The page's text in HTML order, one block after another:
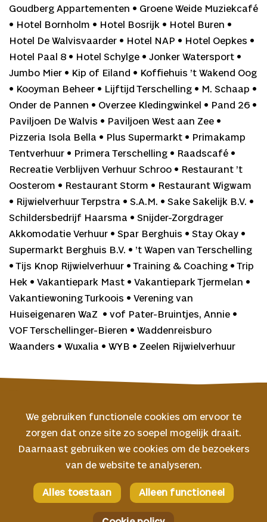
Goudberg Appartementen • Groene Weide Muziekcafé
• Hotel Bornholm • Hotel Bosrijk • Hotel Buren •
Hotel De Walvisvaarder • Hotel NAP • Hotel Oepkes •
Hotel Paal 8 • Hotel Schylge • Jonker Watersport •
Jumbo Mier • Kip of Eiland • Koffiehuis ’t Wakend Oog
• Kooyman Beheer • Lijftijd Terschelling • M. Schaap •
Onder de Pannen • Overzee Kledingwinkel • Pand 26 •
Paviljoen De Walvis • Paviljoen West aan Zee •
Pizzeria Isola Bella • Plus Supermarkt • Primakamp
Tentverhuur • Primera Terschelling • Raadscafé •
Recreatie Verblijven Verhuur Schroo • Restaurant ’t
Oosterom • Restaurant Storm • Restaurant Wigwam
• Rijwielverhuur Terpstra • S.A.M. • Sake Sakelijk B.V. •
Schildersbedrijf Haarsma • Snijder-Zorgdrager
Akkomodatie Verhuur • Spar Berghuis • Stay Okay •
Supermarkt Berghuis B.V. • ’t Wapen van Terschelling
• Tijs Knop Rijwielverhuur • Training & Coaching • Trip
Hek • Vakantiepark Mast • Vakantiepark Tjermelan •
Vakantiewoning Turkoois • Verening van
Huiseigenaren WaZ • vof Pater-Bruintjes, Annie •
VOF Terschellinger-Bieren • Waddenreisburo
Waanders • Wuxalia • WYB • Zeelen Rijwielverhuur
© 2026 Oerol
Algemene voorwaarden
Privacyverklaring
Facebook
We gebruiken functionele cookies om ervoor te
zorgen dat onze site zo soepel mogelijk draait.
Daarnaast gebruiken we cookies om de bezoekers
van de website te analyseren.
Alles toestaan Alleen functioneel